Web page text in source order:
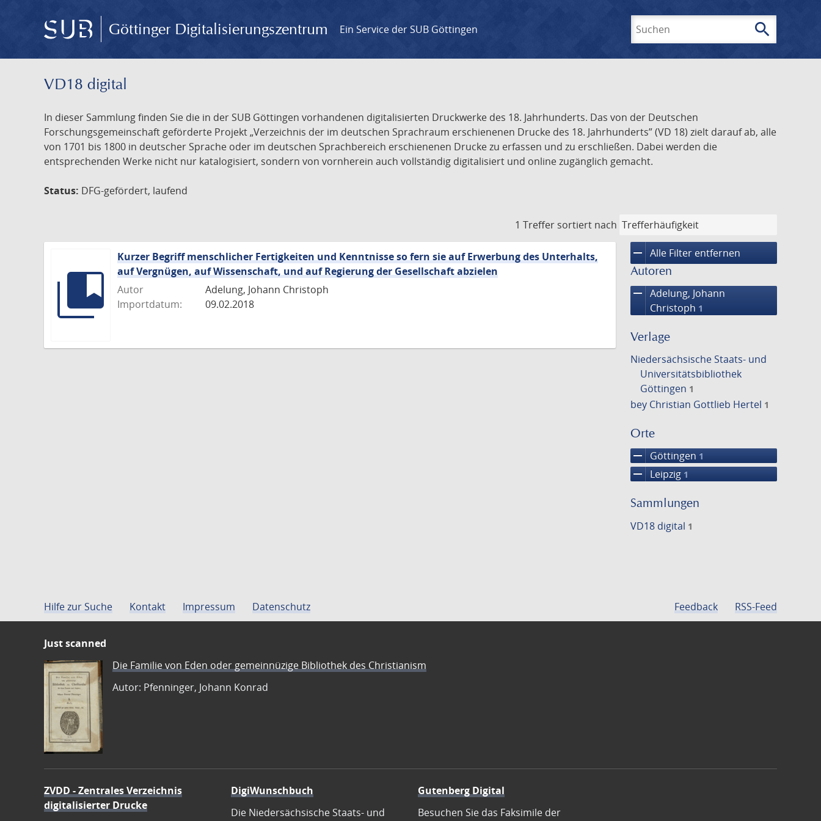
Göttinger Digitalisierungszentrum Ein Service der SUB Göttingen search
VD18 digital
In dieser Sammlung finden Sie die in der SUB Göttingen vorhandenen digitalisierten Druckwerke des 18. Jahrhunderts. Das von der Deutschen
Forschungsgemeinschaft geförderte Projekt „Verzeichnis der im deutschen Sprachraum erschienenen Drucke des 18. Jahrhunderts” (VD 18) zielt darauf ab, alle
von 1701 bis 1800 in deutscher Sprache oder im deutschen Sprachbereich erschienenen Drucke zu erfassen und zu erschließen. Dabei werden die
entsprechenden Werke nicht nur katalogisiert, sondern von vornherein auch vollständig digitalisiert und online zugänglich gemacht.
Status: DFG-gefördert, laufend
1 Treffer sortiert nach
remove Alle Filter entfernen
Autoren
remove Adelung, Johann
Christoph 1
Verlage
Niedersächsische Staats- und
Universitätsbibliothek
Göttingen 1
bey Christian Gottlieb Hertel 1
Orte
remove Göttingen 1
remove Leipzig 1
Sammlungen
VD18 digital 1
Kurzer Begriff menschlicher Fertigkeiten und Kenntnisse so fern sie auf Erwerbung des Unterhalts,
auf Vergnügen, auf Wissenschaft, und auf Regierung der Gesellschaft abzielen
Autor
Adelung, Johann Christoph
Importdatum:
09.02.2018
Hilfe zur Suche Kontakt Impressum Datenschutz Feedback RSS-Feed
Just scanned
Die Familie von Eden oder gemeinnüzige Bibliothek des Christianism
Autor: Pfenninger, Johann Konrad
ZVDD - Zentrales Verzeichnis
digitalisierter Drucke
DigiWunschbuch
Die Niedersächsische Staats- und
Gutenberg Digital
Besuchen Sie das Faksimile der